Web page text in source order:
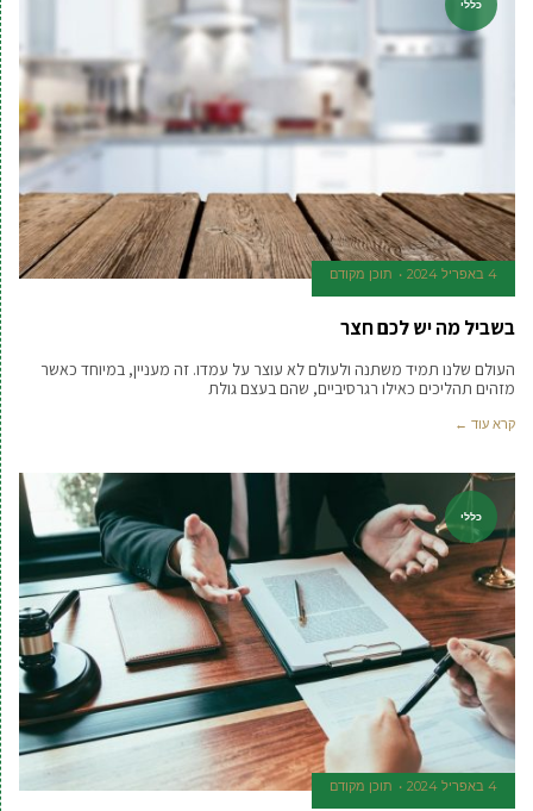
כללי
4 באפריל 2024 תוכן מקודם
בשביל מה יש לכם חצר
העולם שלנו תמיד משתנה ולעולם לא עוצר על עמדו. זה מעניין, במיוחד כאשר
מזהים תהליכים כאילו רגרסיביים, שהם בעצם גולת
קרא עוד ←
כללי
4 באפריל 2024 תוכן מקודם